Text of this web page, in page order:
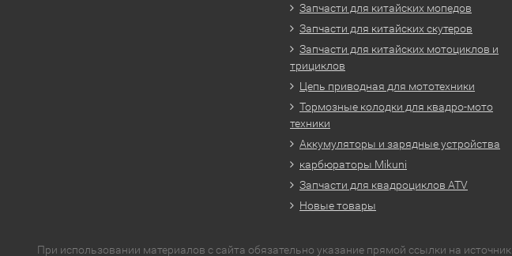
Запчасти для китайских мопедов
Запчасти для китайских скутеров
Запчасти для китайских мотоциклов и
трициклов
Цепь приводная для мототехники
Тормозные колодки для квадро-мото
техники
Аккумуляторы и зарядные устройства
карбюраторы Mikuni
Запчасти для квадроциклов ATV
Новые товары
При использовании материалов с сайта обязательно указание прямой ссылки на источник.